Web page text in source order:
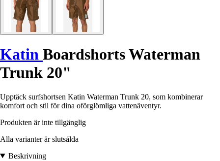
Katin Boardshorts Waterman
Trunk 20"
Upptäck surfshortsen Katin Waterman Trunk 20, som kombinerar
komfort och stil för dina oförglömliga vattenäventyr.
Produkten är inte tillgänglig
Alla varianter är slutsålda
Beskrivning